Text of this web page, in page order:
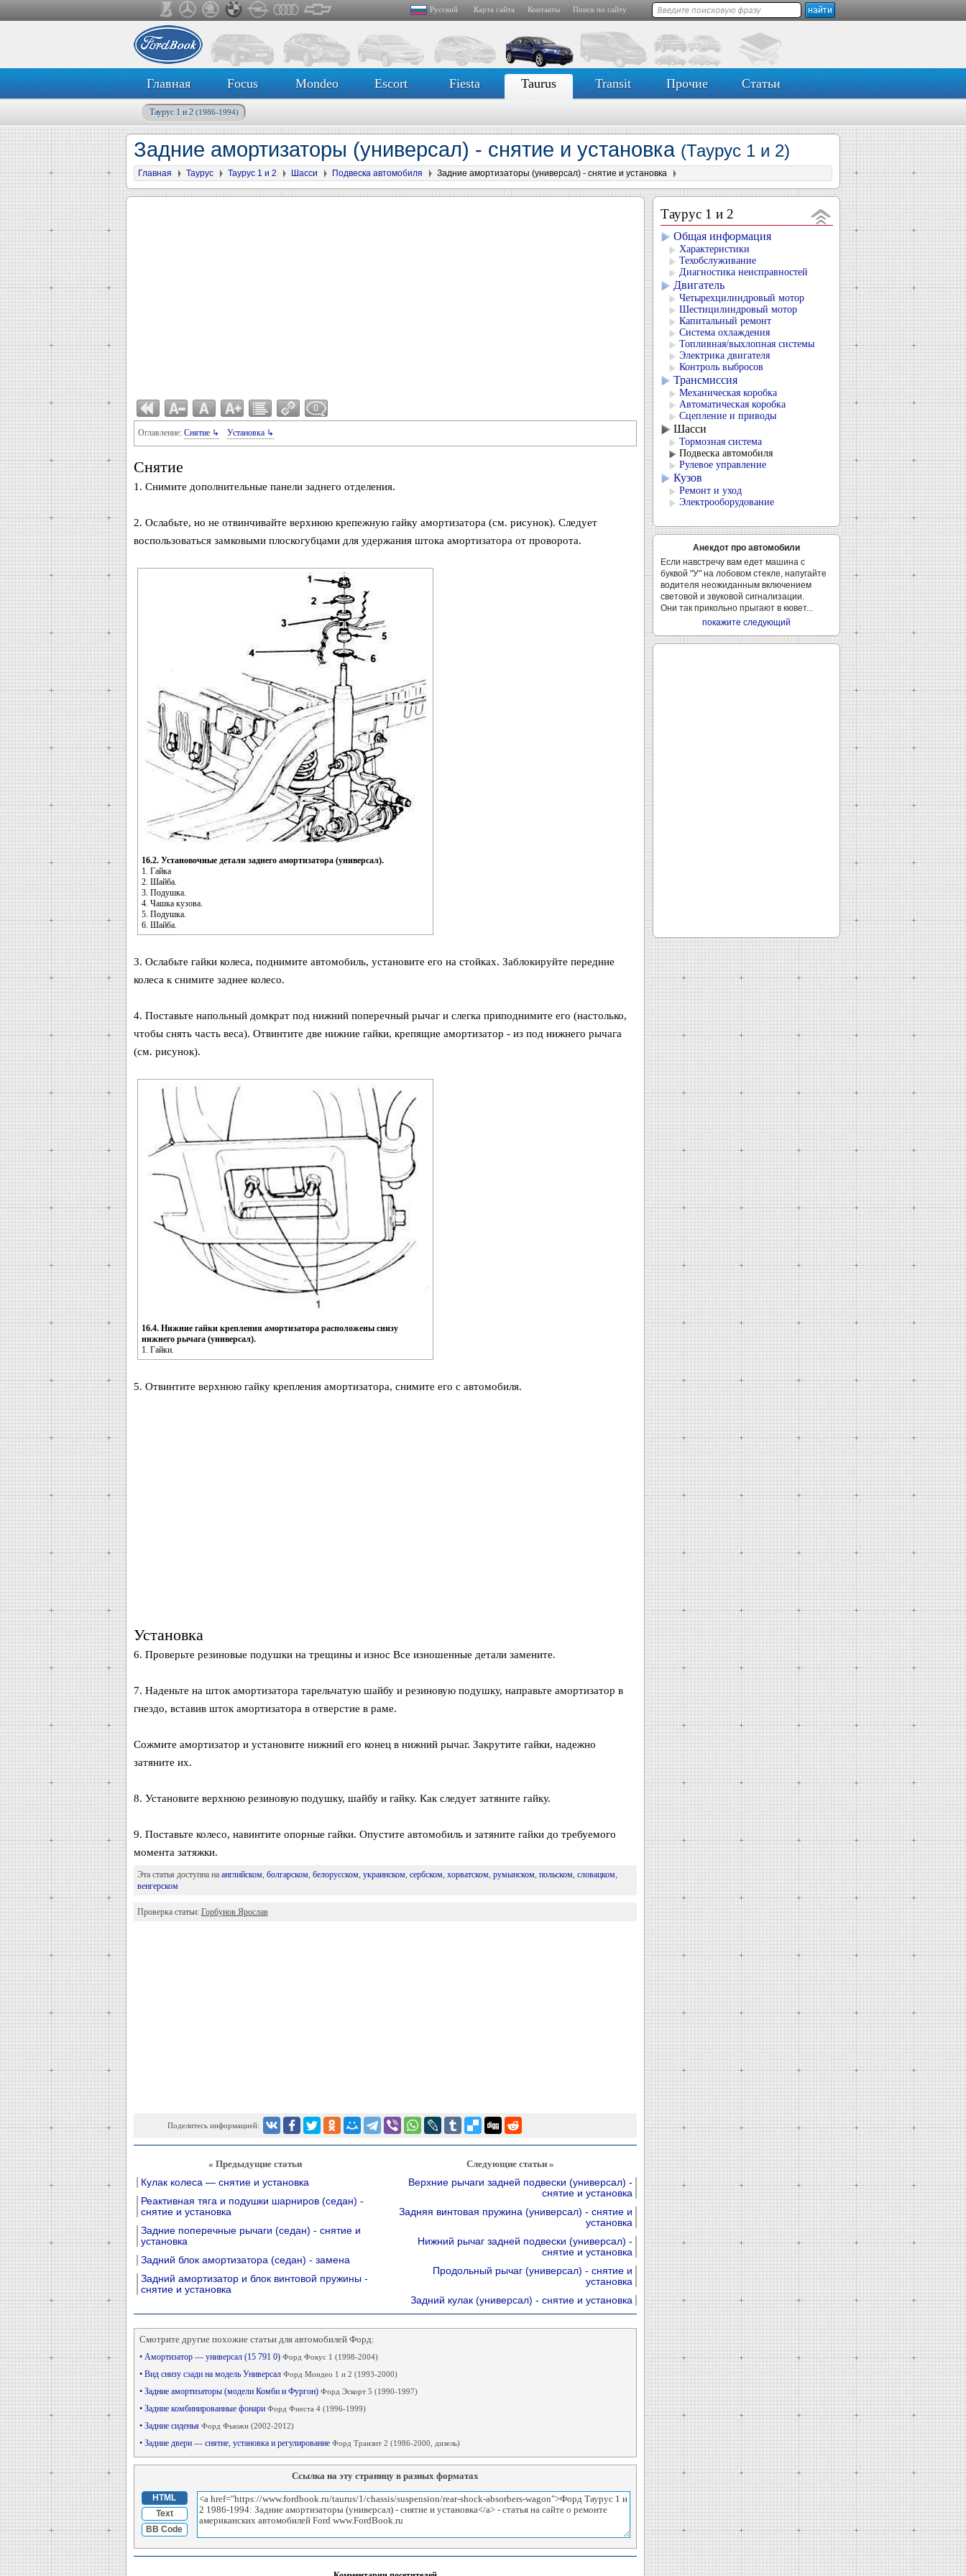
Русский Карта сайта Контакты Поиск по сайту
Главная Focus Mondeo Escort Fiesta Taurus Transit Прочие Статьи
Таурус 1 и 2 (1986-1994)
Задние амортизаторы (универсал) - снятие и установка (Таурус 1 и 2)
Главная Таурус Таурус 1 и 2 Шасси Подвеска автомобиля Задние амортизаторы (универсал) - снятие и установка
0
Оглавление: Снятие ↳ Установка ↳
Снятие
1. Снимите дополнительные панели заднего отделения.
2. Ослабьте, но не отвинчивайте верхнюю крепежную гайку амортизатора (см. рисунок). Следует
воспользоваться замковыми плоскогубцами для удержания штока амортизатора от проворота.
16.2. Установочные детали заднего амортизатора (универсал).
1. Гайка
2. Шайба.
3. Подушка.
4. Чашка кузова.
5. Подушка.
6. Шайба.
3. Ослабьте гайки колеса, поднимите автомобиль, установите его на стойках. Заблокируйте передние
колеса к снимите заднее колесо.
4. Поставьте напольный домкрат под нижний поперечный рычаг и слегка приподнимите его (настолько,
чтобы снять часть веса). Отвинтите две нижние гайки, крепящие амортизатор - из под нижнего рычага
(см. рисунок).
16.4. Нижние гайки крепления амортизатора расположены снизу
нижнего рычага (универсал).
1. Гайки.
5. Отвинтите верхнюю гайку крепления амортизатора, снимите его с автомобиля.
Установка
6. Проверьте резиновые подушки на трещины и износ Все изношенные детали замените.
7. Наденьте на шток амортизатора тарельчатую шайбу и резиновую подушку, направьте амортизатор в
гнездо, вставив шток амортизатора в отверстие в раме.
Сожмите амортизатор и установите нижний его конец в нижний рычаг. Закрутите гайки, надежно
затяните их.
8. Установите верхнюю резиновую подушку, шайбу и гайку. Как следует затяните гайку.
9. Поставьте колесо, навинтите опорные гайки. Опустите автомобиль и затяните гайки до требуемого
момента затяжки.
Эта статья доступна на английском, болгарском, белорусском, украинском, сербском, хорватском, румынском, польском, словацком,
венгерском
Проверка статьи: Горбунов Ярослав
Поделитесь информацией:
« Предыдущие статьи
Кулак колеса — снятие и установка
Реактивная тяга и подушки шарниров (седан) -
снятие и установка
Задние поперечные рычаги (седан) - снятие и
установка
Задний блок амортизатора (седан) - замена
Задний амортизатор и блок винтовой пружины -
снятие и установка
Следующие статьи »
Верхние рычаги задней подвески (универсал) -
снятие и установка
Задняя винтовая пружина (универсал) - снятие и
установка
Нижний рычаг задней подвески (универсал) -
снятие и установка
Продольный рычаг (универсал) - снятие и
установка
Задний кулак (универсал) - снятие и установка
Смотрите другие похожие статьи для автомобилей Форд:
• Амортизатор — универсал (15 791 0) Форд Фокус 1 (1998-2004)
• Вид снизу сзади на модель Универсал Форд Мондео 1 и 2 (1993-2000)
• Задние амортизаторы (модели Комби и Фургон) Форд Эскорт 5 (1990-1997)
• Задние комбинированные фонари Форд Фиеста 4 (1996-1999)
• Задние сиденья Форд Фьюжн (2002-2012)
• Задние двери — снятие, установка и регулирование Форд Транзит 2 (1986-2000, дизель)
Ссылка на эту страницу в разных форматах
HTML
Text
BB Code
Таурус 1 и 2
Общая информация
Характеристики
Техобслуживание
Диагностика неисправностей
Двигатель
Четырехцилиндровый мотор
Шестицилиндровый мотор
Капитальный ремонт
Система охлаждения
Топливная/выхлопная системы
Электрика двигателя
Контроль выбросов
Трансмиссия
Механическая коробка
Автоматическая коробка
Сцепление и приводы
Шасси
Тормозная система
Подвеска автомобиля
Рулевое управление
Кузов
Ремонт и уход
Электрооборудование
Анекдот про автомобили
Если навстречу вам едет машина с
буквой "У" на лобовом стекле, напугайте
водителя неожиданным включением
световой и звуковой сигнализации.
Они так прикольно прыгают в кювет...
покажите следующий